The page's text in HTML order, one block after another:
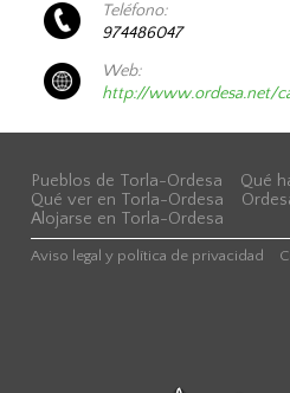
Teléfono:
974486047
Web:
http://www.ordesa.net/
Pueblos de Torla-Ordesa
Qué
Qué ver en Torla-Ordesa
Alojarse en Torla-Ordesa
Aviso legal y política de privacidad